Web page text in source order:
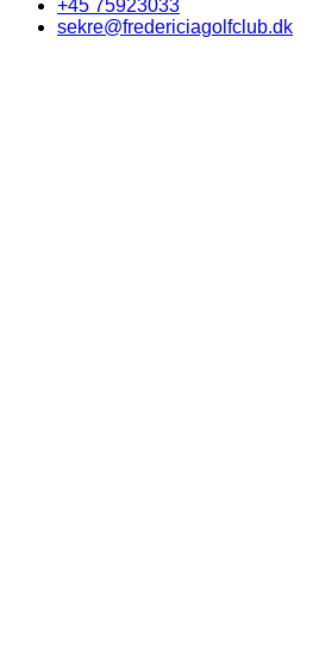
+45 75923033
sekre@fredericiagolfclub.dk